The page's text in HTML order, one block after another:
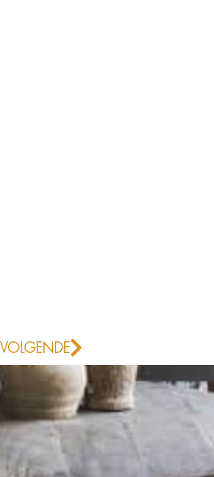
VOLGENDEVolgende